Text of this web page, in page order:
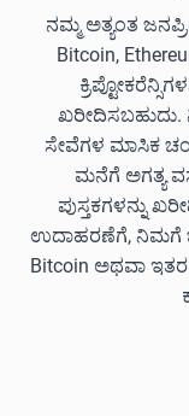
ನಮ್ಮ ಅತ್ಯಂತ
Bitcoin,
ಖರೀದಿಸಬಹುದು.
ಸೇವೆಗಳ ಮಾಸಿಕ
ಮನೆಗೆ ಅಗತ್ಯ
ಪುಸ್ತಕಗಳನ್ನು
ಉದಾಹರಣೆಗೆ, ನಿಮಗೆ
Bitcoin ಅಥವಾ ಇತರ